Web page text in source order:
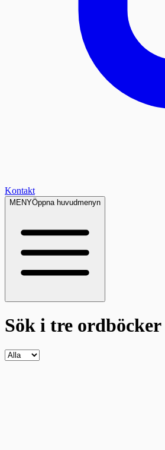
Kontakt
MENYÖppna huvudmenyn
Sök i tre ordböcker